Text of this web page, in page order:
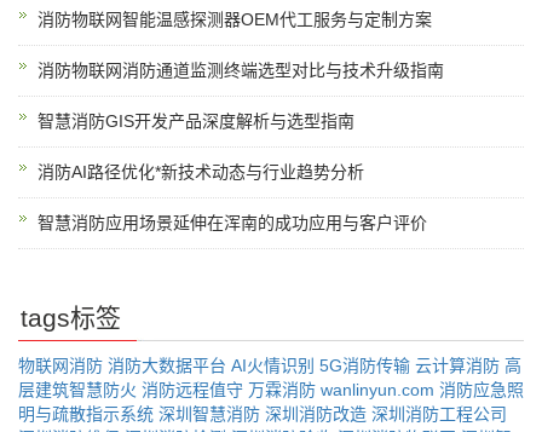
消防物联网智能温感探测器OEM代工服务与定制方案
消防物联网消防通道监测终端选型对比与技术升级指南
智慧消防GIS开发产品深度解析与选型指南
消防AI路径优化*新技术动态与行业趋势分析
智慧消防应用场景延伸在浑南的成功应用与客户评价
tags标签
物联网消防 消防大数据平台 AI火情识别 5G消防传输 云计算消防 高
层建筑智慧防火 消防远程值守 万霖消防 wanlinyun.com 消防应急照
明与疏散指示系统 深圳智慧消防 深圳消防改造 深圳消防工程公司